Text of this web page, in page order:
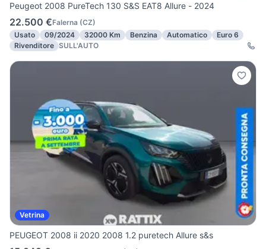
Peugeot 2008 PureTech 130 S&S EAT8 Allure - 2024
22.500 €Falerna (CZ)
Usato
09/2024 32000 Km Benzina Automatico
Euro 6
Rivenditore SULL'AUTO
Vetrina
PEUGEOT 2008 ii 2020 2008 1.2 puretech Allure s&s